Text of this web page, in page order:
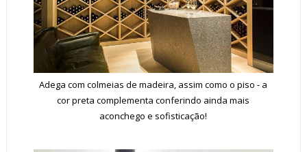
Adega com colmeias de madeira, assim como o piso - a
cor preta complementa conferindo ainda mais
aconchego e sofisticação!